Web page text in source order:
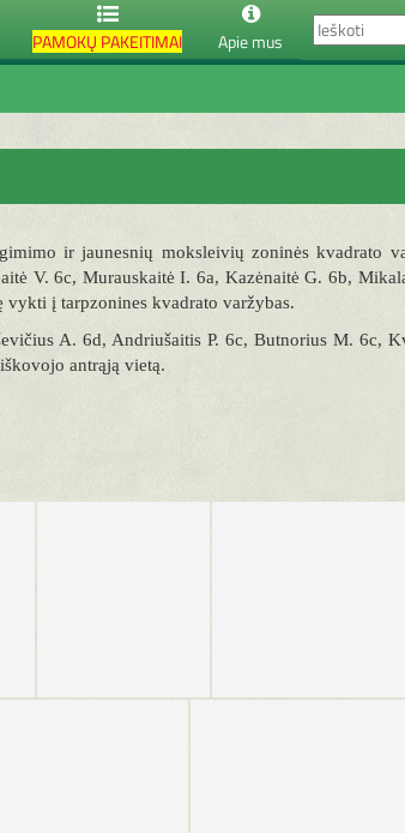
PAMOKŲ PAKEITIMAI Apie mus
ir jaunesnių moksleivių zoninės kvadrato
V. 6c, Murauskaitė I. 6a, Kazėnaitė G. 6b,
į tarpzonines kvadrato varžybas.
A. 6d, Andriušaitis P. 6c, Butnorius M. 6c,
antrąją vietą.